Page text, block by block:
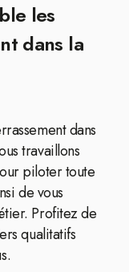
les
dans la
dans
travaillons
piloter toute
de vous
Profitez de
qualitatifs